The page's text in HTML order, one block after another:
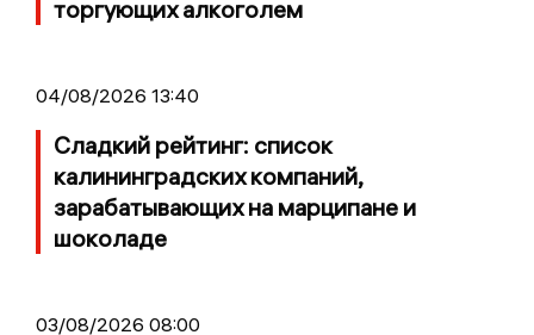
торгующих алкоголем
04/08/2026 13:40
Сладкий рейтинг: список
калининградских компаний,
зарабатывающих на марципане и
шоколаде
03/08/2026 08:00